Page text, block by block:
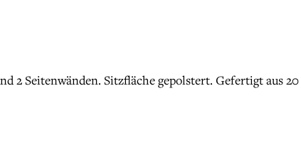
2 Seitenwänden. Sitzfläche gepolstert. Gefertigt aus